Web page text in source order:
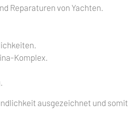
Reparaturen von Yachten.
Komplex.
ausgezeichnet und somit